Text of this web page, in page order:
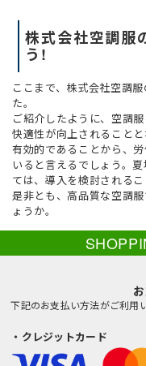
株式会社空調服
う!
ここまで、株式会社空調
た。
ご紹介したように、空調
快適性が向上されること
有効的であることから、
いると言えるでしょう。
ては、導入を検討されるこ
是非とも、高品質な空調
ょうか。
下記のお支払い方法がご利用
・クレジットカード